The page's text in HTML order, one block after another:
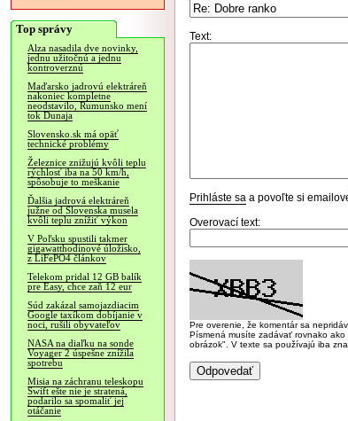
Top správy
Alza nasadila dve novinky,
jednu užitočnú a jednu
kontroverznú
Maďarsko jadrovú elektráreň
nakoniec kompletne
neodstavilo, Rumunsko mení
tok Dunaja
Slovensko.sk má opäť
technické problémy
Železnice znižujú kvôli teplu
rýchlosť iba na 50 km/h,
spôsobuje to meškanie
Ďalšia jadrová elektráreň
južne od Slovenska musela
kvôli teplu znížiť výkon
V Poľsku spustili takmer
gigawatthodinové úložisko,
z LiFePO4 článkov
Telekom pridal 12 GB balík
pre Easy, chce zaň 12 eur
Súd zakázal samojazdiacim
Google taxíkom dobíjanie v
noci, rušili obyvateľov
NASA na diaľku na sonde
Voyager 2 úspešne znížila
spotrebu
Misia na záchranu teleskopu
Swift ešte nie je stratená,
podarilo sa spomaliť jej
otáčanie
Text:
Prihláste sa a povoľte si
Overovací text:
Pre overenie, že komentár sa
Písmená musíte zadávať rovnako
obrázok". V texte sa používajú iba